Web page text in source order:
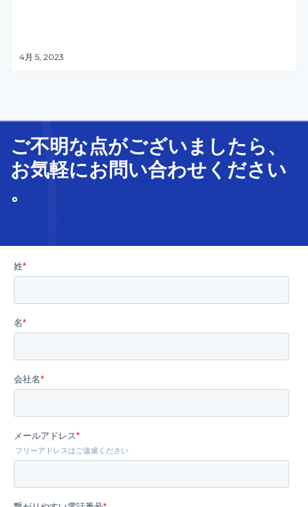
4月 5, 2023
ご不明な点がございましたら、
お気軽にお問い合わせ ください
。